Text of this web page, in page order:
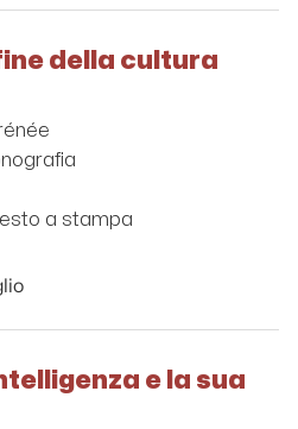
della cultura
a stampa
e la sua